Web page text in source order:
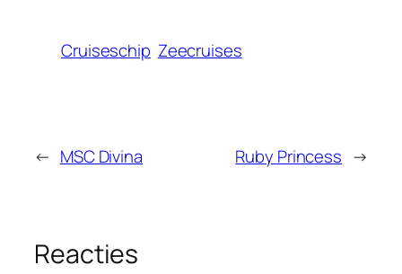
Cruiseschip Zeecruises
← MSC Divina Ruby Princess →
Reacties